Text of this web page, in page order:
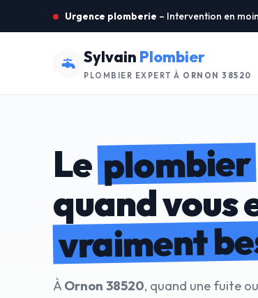
Urgence plomberie – Intervention en
Sylvain Plombier
PLOMBIER EXPERT À ORNON 38520
Leplombier
quand vous
vraiment
ÀOrnon 38520, quand une fuite